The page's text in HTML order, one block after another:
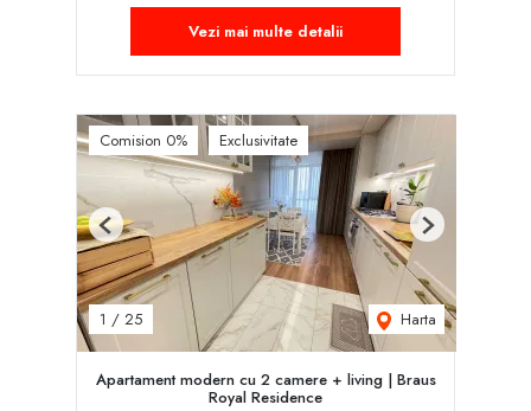
Vezi mai multe detalii
Comision 0% Exclusivitate
1 / 25 Harta
Previous Next
Apartament modern cu 2 camere + living | Braus
Royal Residence